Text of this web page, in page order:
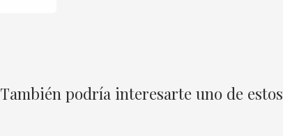
También podría interesarte uno de estos